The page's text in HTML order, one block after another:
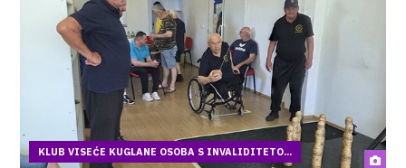
KLUB VISEĆE KUGLANE OSOBA S INVALIDITETO...